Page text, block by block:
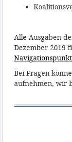
Alle Ausgaben
Dezember 2019
Bei Fragen
aufnehmen, wir